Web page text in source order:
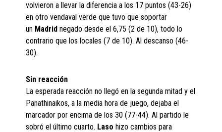
volvieron a llevar la diferencia a los 17 puntos (43-26)
en otro vendaval verde que tuvo que soportar
un Madridnegado desde el 6,75 (2 de 10), todo lo
contrario que los locales (7 de 10). Al descanso (46-
30).
Sin reacción
La esperada reacción no llegó en la segunda mitad y el
Panathinaikos, a la media hora de juego, dejaba el
marcador por encima de los 30 (77-44). Al partido le
sobró el último cuarto. Lasohizo cambios para